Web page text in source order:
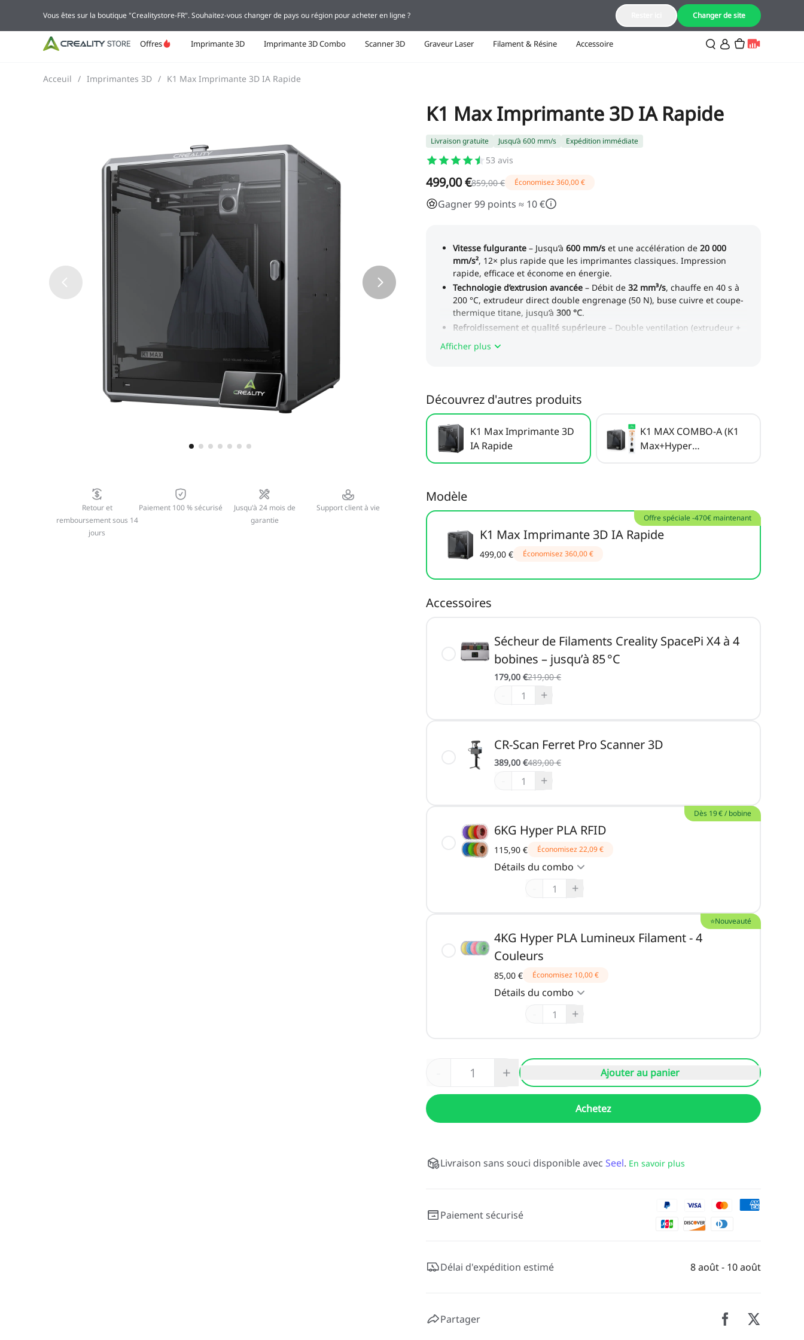
FR(Français)
Offres Imprimante 3D Imprimante 3D Combo Scanner 3D Graveur Laser Filament & Résine Accessoire
Acceuil / Imprimantes 3D / K1 Max Imprimante 3D IA Rapide
Retour et
remboursement sous 14
jours
Paiement 100 % sécurisé
Jusqu'à 24 mois de
garantie
Support client à vie
K1 Max Imprimante 3D IA Rapide
Livraison gratuite Jusqu’à 600 mm/s Expédition immédiate
53 avis
499,00 €859,00 € Économisez360,00 €
Gagner 99 points ≈ 10 €
Afficher plus
Découvrez d'autres produits
K1 Max Imprimante 3D
IA Rapide
K1 MAX COMBO-A (K1
Max+Hyper
Modèle
K1 Max Imprimante 3D IA Rapide
499,00 € Économisez360,00 €
Offre spéciale -470€ maintenant
Accessoires
Sécheur de Filaments Creality SpacePi X4 à 4
bobines – jusqu’à 85 °C
219,00 €
179,00 €
+
CR-Scan Ferret Pro Scanner 3D
489,00 €
389,00 €
+
6KG Hyper PLA RFID
115,90 € Économisez22,09 €
Détails du combo
Dès 19 € / bobine
+
4KG Hyper PLA Lumineux Filament - 4
Couleurs
85,00 € Économisez 10,00 €
Détails du combo
⭐Nouveauté
+
+ Ajouter au panier
Achetez
Livraison sans souci disponible avec Seel. En savoir plus
Paiement sécurisé
Délai d'expédition estimé 8 août - 10 août
Partager
Vous êtes sur la boutique "Crealitystore-FR". Souhaitez-vous changer de pays ou région pour acheter en ligne ? Changer de site